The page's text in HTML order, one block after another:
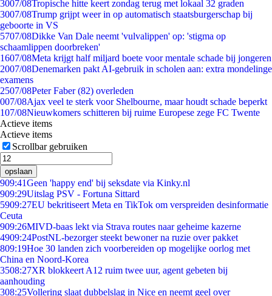
3007/08Tropische hitte keert zondag terug met lokaal 32 graden
3007/08Trump grijpt weer in op automatisch staatsburgerschap bij
geboorte in VS
5707/08Dikke Van Dale neemt 'vulvalippen' op: 'stigma op
schaamlippen doorbreken'
1607/08Meta krijgt half miljard boete voor mentale schade bij jongeren
2007/08Denemarken pakt AI-gebruik in scholen aan: extra mondelinge
examens
2507/08Peter Faber (82) overleden
007/08Ajax veel te sterk voor Shelbourne, maar houdt schade beperkt
107/08Nieuwkomers schitteren bij ruime Europese zege FC Twente
Actieve items
Actieve items
Scrollbar gebruiken
opslaan
909:41Geen 'happy end' bij seksdate via Kinky.nl
909:29Uitslag PSV - Fortuna Sittard
5909:27EU bekritiseert Meta en TikTok om verspreiden desinformatie
Ceuta
909:26MIVD-baas lekt via Strava routes naar geheime kazerne
4909:24PostNL-bezorger steekt bewoner na ruzie over pakket
809:19Hoe 30 landen zich voorbereiden op mogelijke oorlog met
China en Noord-Korea
3508:27XR blokkeert A12 ruim twee uur, agent gebeten bij
aanhouding
308:25Vollering slaat dubbelslag in Nice en neemt geel over